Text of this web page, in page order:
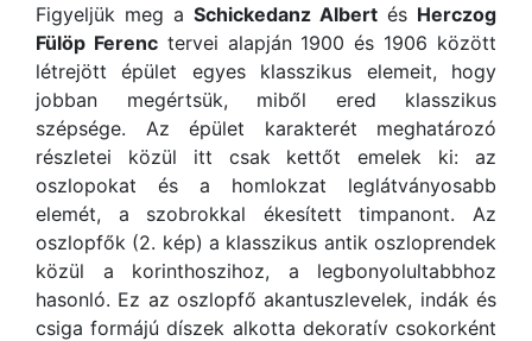
Figyeljük meg a Schickedanz Albert és Herczog
Fülöp Ferenctervei alapján 1900 és 1906 között
létrejött épület egyes klasszikus elemeit, hogy
jobban megértsük, miből ered klasszikus
szépsége. Az épület karakterét meghatározó
részletei közül itt csak kettőt emelek ki: az
oszlopokat és a homlokzat leglátványosabb
elemét, a szobrokkal ékesített timpanont. Az
oszlopfők (2. kép) a klasszikus antik oszloprendek
közül a korinthoszihoz, a legbonyolultabbhoz
hasonló. Ez az oszlopfő akantuszlevelek, indák és
csiga formájú díszek alkotta dekoratív csokorként